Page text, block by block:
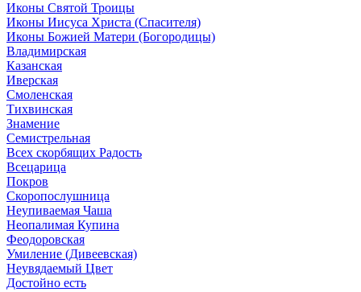
Иконы Святой Троицы
Иконы Иисуса Христа (Спасителя)
Иконы Божией Матери (Богородицы)
Владимирская
Казанская
Иверская
Смоленская
Тихвинская
Знамение
Семистрельная
Всех скорбящих Радость
Всецарица
Покров
Скоропослушница
Неупиваемая Чаша
Неопалимая Купина
Феодоровская
Умиление (Дивеевская)
Неувядаемый Цвет
Достойно есть